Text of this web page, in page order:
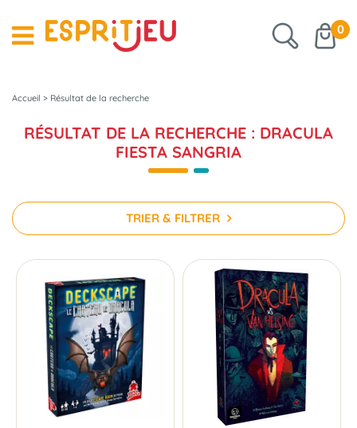
0
Accueil > Résultat de la recherche
RÉSULTAT DE LA RECHERCHE : DRACULA
FIESTA SANGRIA
TRIER & FILTRER